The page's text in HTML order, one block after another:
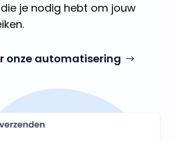
je nodig hebt om jouw
onze automatisering